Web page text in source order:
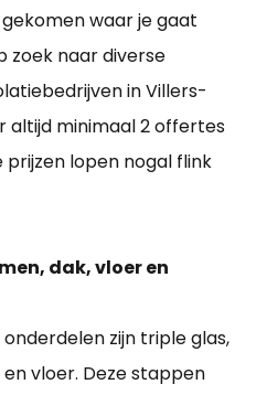
waar je gaat
zoek naar diverse
in Villers-
altijd minimaal 2 offertes
prijzen lopen nogal flink
dak, vloer en
zijn triple glas,
vloer. Deze stappen